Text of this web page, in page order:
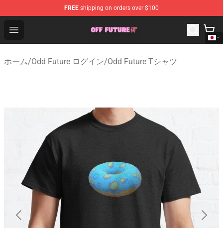
FREE shipping on orders over $100
Open menu
Odd Future Store - Official Odd Future Merchandise Shop
ホーム/Odd Future ログイン/Odd Future Tシャツ